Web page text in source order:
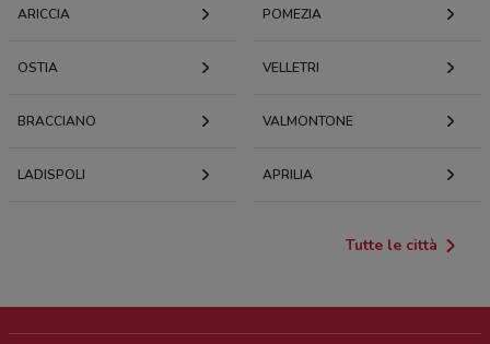
ARICCIA POMEZIA
OSTIA VELLETRI
BRACCIANO VALMONTONE
LADISPOLI APRILIA
Tutte le città